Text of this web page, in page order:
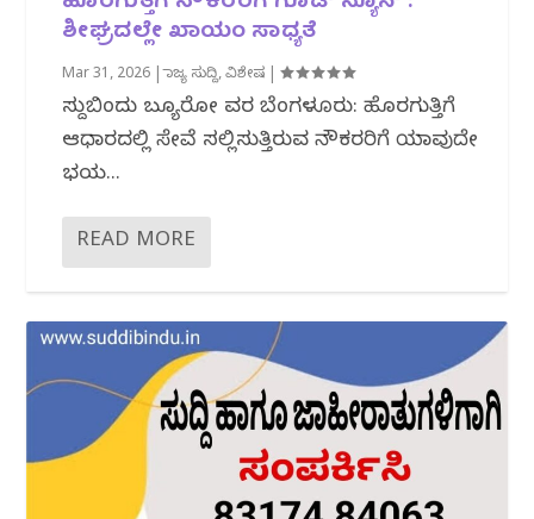
ಶೀಘ್ರದಲ್ಲೇ ಖಾಯಂ ಸಾಧ್ಯತೆ
Mar 31, 2026 |ರಾಜ್ಯ ಸುದ್ದಿ,ವಿಶೇಷ |
ಸುದ್ದಿಬಿಂದು ಬ್ಯೂರೋ‌‌ ವರದಿ ಬೆಂಗಳೂರು: ಹೊರಗುತ್ತಿಗೆ
ಆಧಾರದಲ್ಲಿ ಸೇವೆ ಸಲ್ಲಿಸುತ್ತಿರುವ ನೌಕರರಿಗೆ ಯಾವುದೇ
ಭಯ...
READ MORE